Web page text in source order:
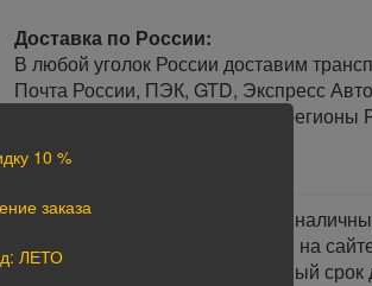
Доставка по России:
В любой уголок России доставим
Почта России, ПЭК, GTD, Экспресс
Стоимость доставки в разные регионы
Оплата
Оплата заказа осуществляется
курьеру при получении, а также на
оплате картой на сайте указанный срок
10 %
заказа
ЛЕТО